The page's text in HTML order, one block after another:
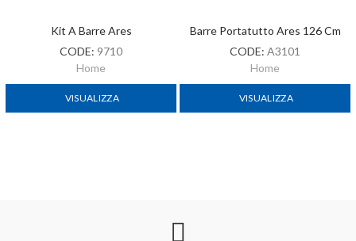
Kit A Barre Ares
CODE: 9710
Home
VISUALIZZA
Barre Portatutto Ares 126 Cm
CODE: A3101
Home
VISUALIZZA